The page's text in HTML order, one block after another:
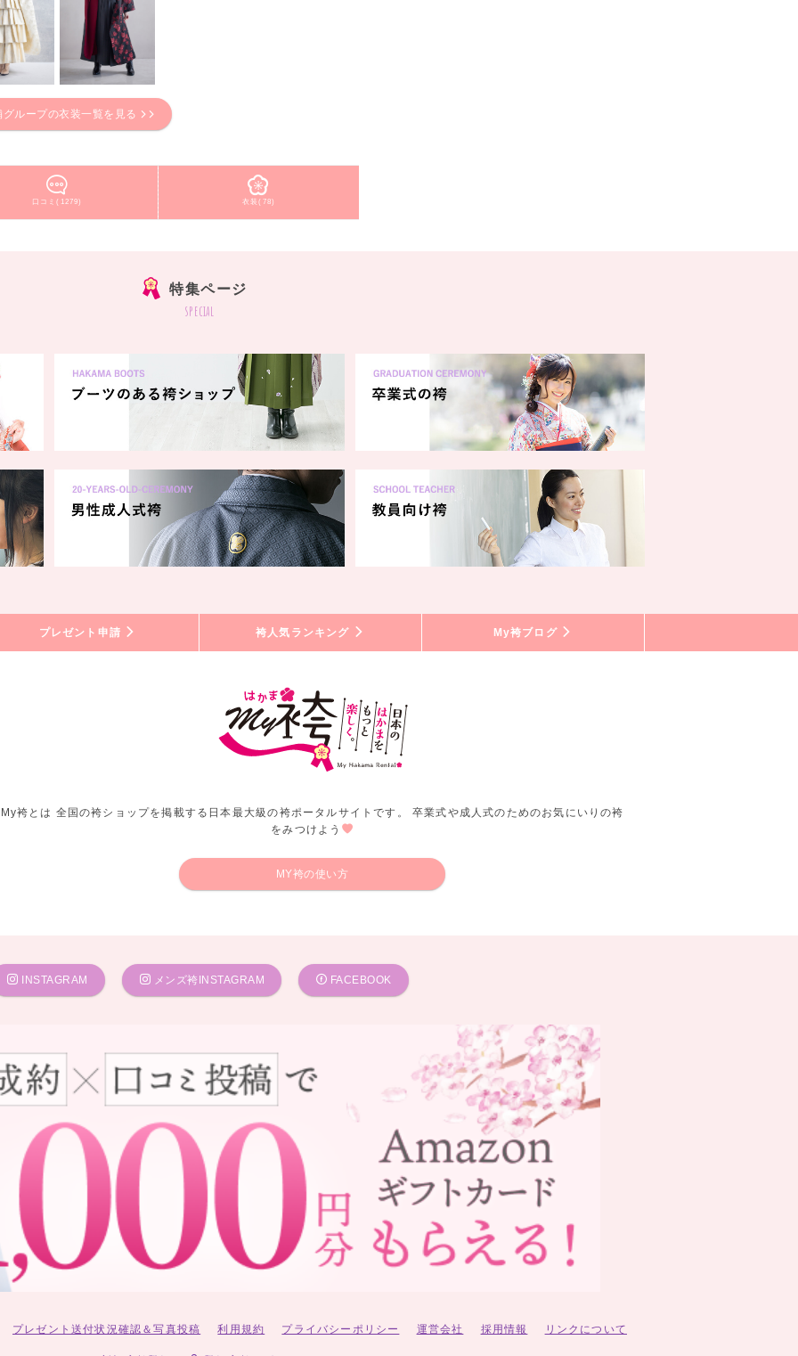
グループの衣装一覧を見る
口コミ(1279) 衣装(78)
特集ページ
special
プレゼント申請 袴人気ランキング My袴ブログ
My袴とは 全国の袴ショップを掲載する日本最大級の袴ポータルサイトです。 卒業式や成人式のためのお気にいりの袴
をみつけよう
MY袴の使い方
INSTAGRAM メンズ袴INSTAGRAM FACEBOOK
プレゼント送付状況確認＆写真投稿 利用規約 プライバシーポリシー 運営会社 採用情報 リンクについて